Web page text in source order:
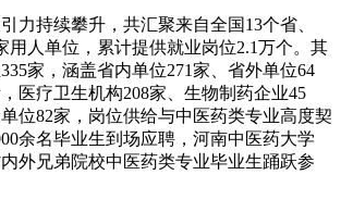
力持续攀升，共汇聚来自全国13个省、
用人单位，累计提供就业岗位2.1万个。其
家，涵盖省内单位271家、省外单位64
医疗卫生机构208家、生物制药企业45
位82家，岗位供给与中医药类专业高度契
余名毕业生到场应聘，河南中医药大学
外兄弟院校中医药类专业毕业生踊跃参